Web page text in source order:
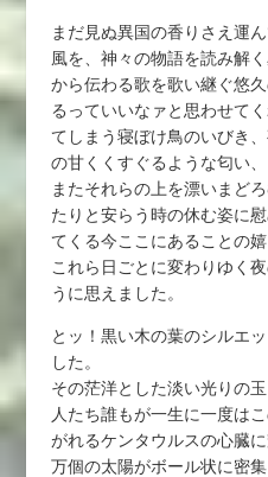
まだ見ぬ異国の香りさえ運
風を、神々の物語を読み解
から伝わる歌を歌い継ぐ悠
るっていいなァと思わせて
てしまう寝ぼけ鳥のいびき
の甘くくすぐるような匂い、
またそれらの上を漂いまど
たりと安らう時の休む姿に
てくる今ここにあることの嬉
これら日ごとに変わりゆく
うに思えました。
とッ！黒い木の葉のシルエ
した。
その茫洋とした淡い光りの
人たち誰もが一生に一度は
がれるケンタウルスの心臓
万個の太陽がボール状に密